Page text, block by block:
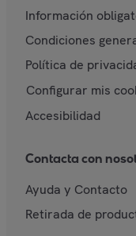
Información
Condiciones
Política de
Configurar mis
Accesibilidad
Contacta con
Ayuda y Contacto
Retirada de